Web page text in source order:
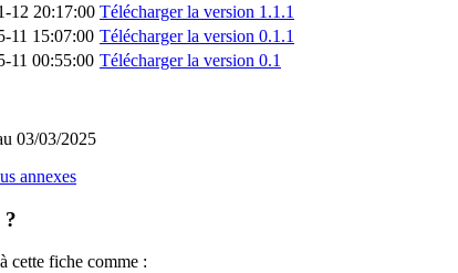
12 20:17:00 Télécharger la version 1.1.1
11 15:07:00 Télécharger la version 0.1.1
11 00:55:00 Télécharger la version 0.1
03/03/2025
annexes
?
cette fiche comme :